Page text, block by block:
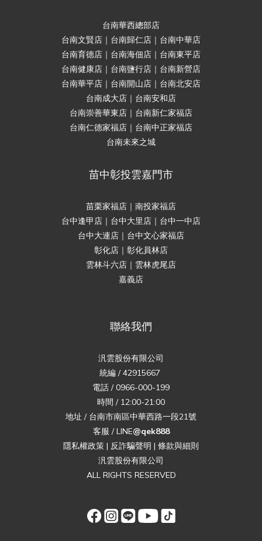
台南華西總部店
台南文賢店｜台南歸仁店｜台南中華店
台南育德店｜台南海佃店｜台南東平店
台南健康店｜台南鹽行店｜台南新營店
台南華平店｜台南開山店｜台南北安店
台南成大店｜台南安和店
台南崇善華東店｜台南新仁家福店
台南仁德家福店｜台南中正家福店
台南未來之城
苗中彰投雲嘉門市
苗栗家福店｜南投家福店
台中逢甲店｜台中大里店｜台中一中店
台中大連店｜台中文心家福店
彰化店｜彰化員林店
雲林斗六店｜雲林虎尾店
嘉義店
聯絡我們
汎雲股份有限公司
統編 / 42915667
電話 / 0966-000-199
時間 / 12:00-21:00
地址 / 台南市南區中華西路一段21號
客服 / LINE@qek888
隱私權政策 | 反詐騙聲明 | 條款與細則
汎雲股份有限公司
ALL RIGHTS RESERVED